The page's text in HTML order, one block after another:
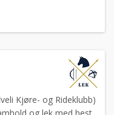
Kjøre- og Rideklubb)